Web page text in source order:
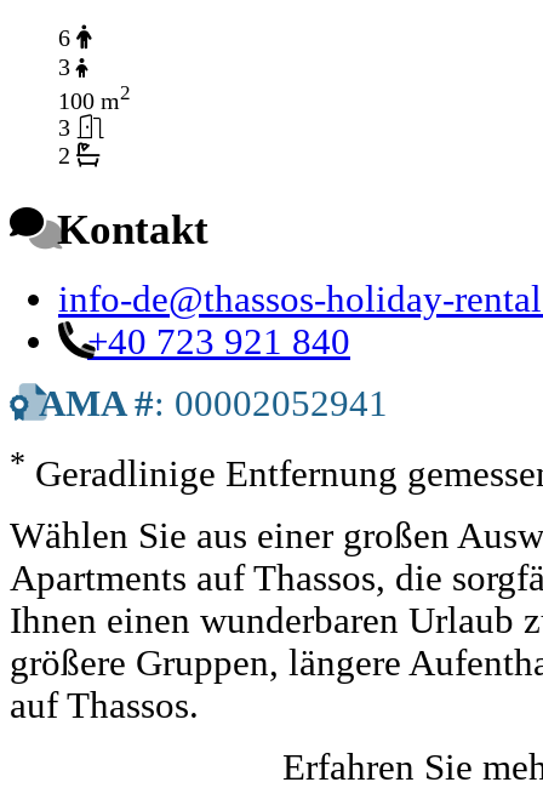
6
3
100 m2
3
2
Kontakt
info-de@thassos-holiday-
+40 723 921 840
AMA #: 00002052941
* Geradlinige Entfernung
Wählen Sie aus einer großen
Apartments auf Thassos, die
Ihnen einen wunderbaren Urlaub
größere Gruppen, längere
auf Thassos.
Erfahren Sie